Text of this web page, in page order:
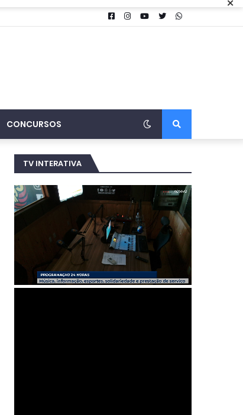
CONCURSOS
TV INTERATIVA